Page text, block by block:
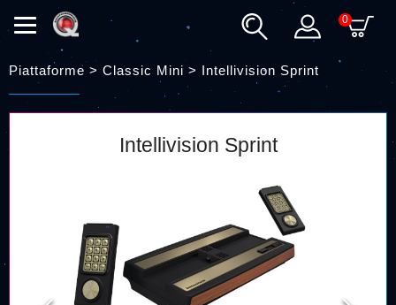
0
Piattaforme > Classic Mini >Intellivision Sprint
Intellivision Sprint